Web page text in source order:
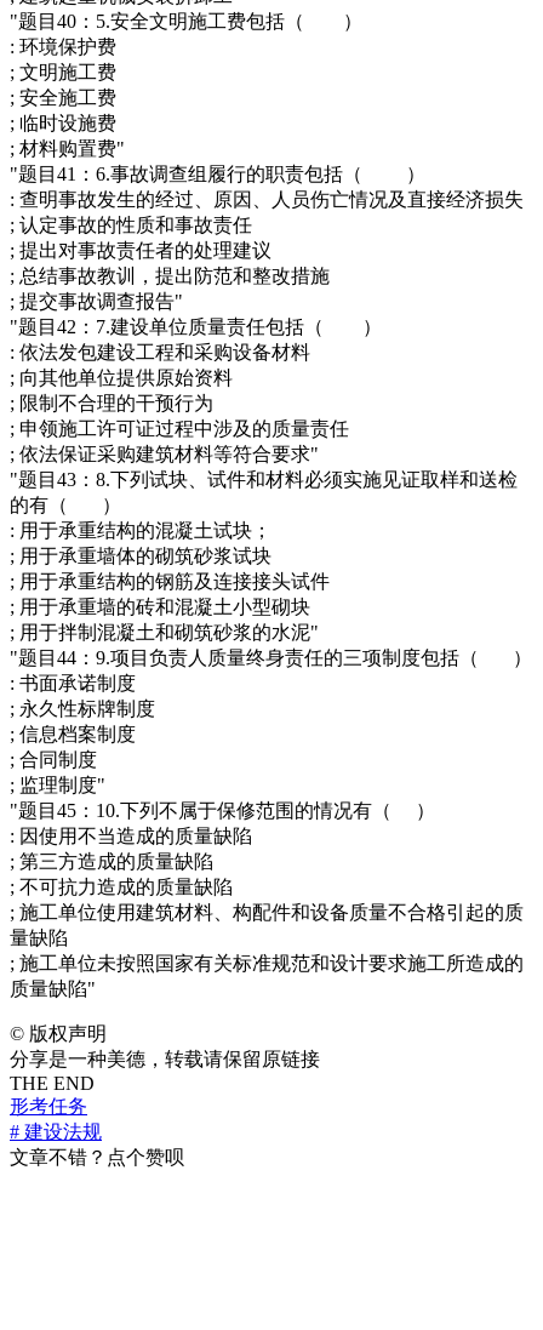
"题目40：5.安全文明施工费包括（ ）
: 环境保护费
; 文明施工费
; 安全施工费
; 临时设施费
; 材料购置费"
"题目41：6.事故调查组履行的职责包括（ ）
: 查明事故发生的经过、原因、人员伤亡情况及直接经济损失
; 认定事故的性质和事故责任
; 提出对事故责任者的处理建议
; 总结事故教训，提出防范和整改措施
; 提交事故调查报告"
"题目42：7.建设单位质量责任包括（ ）
: 依法发包建设工程和采购设备材料
; 向其他单位提供原始资料
; 限制不合理的干预行为
; 申领施工许可证过程中涉及的质量责任
; 依法保证采购建筑材料等符合要求"
"题目43：8.下列试块、试件和材料必须实施见证取样和送检
的有（ ）
: 用于承重结构的混凝土试块；
; 用于承重墙体的砌筑砂浆试块
; 用于承重结构的钢筋及连接接头试件
; 用于承重墙的砖和混凝土小型砌块
; 用于拌制混凝土和砌筑砂浆的水泥"
"题目44：9.项目负责人质量终身责任的三项制度包括（ ）
: 书面承诺制度
; 永久性标牌制度
; 信息档案制度
; 合同制度
; 监理制度"
"题目45：10.下列不属于保修范围的情况有（ ）
: 因使用不当造成的质量缺陷
; 第三方造成的质量缺陷
; 不可抗力造成的质量缺陷
; 施工单位使用建筑材料、构配件和设备质量不合格引起的质
量缺陷
; 施工单位未按照国家有关标准规范和设计要求施工所造成的
质量缺陷"
© 版权声明
分享是一种美德，转载请保留原链接
THE END
形考任务
# 建设法规
文章不错？点个赞呗